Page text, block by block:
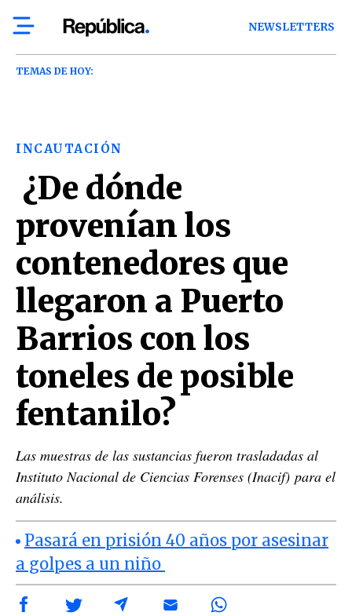
NEWSLETTERS
TEMAS DE HOY:
INCAUTACIÓN
¿De dónde
provenían los
contenedores que
llegaron a Puerto
Barrios con los
toneles de posible
fentanilo?
Las muestras de las sustancias fueron trasladadas al
Instituto Nacional de Ciencias Forenses (Inacif) para el
análisis.
Pasará en prisión 40 años por asesinar
a golpes a un niño